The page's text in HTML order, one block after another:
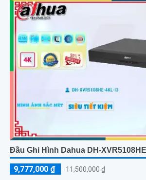
Đầu Ghi Hình Dahua DH-
9,777,000 ₫ 11,500,000 ₫